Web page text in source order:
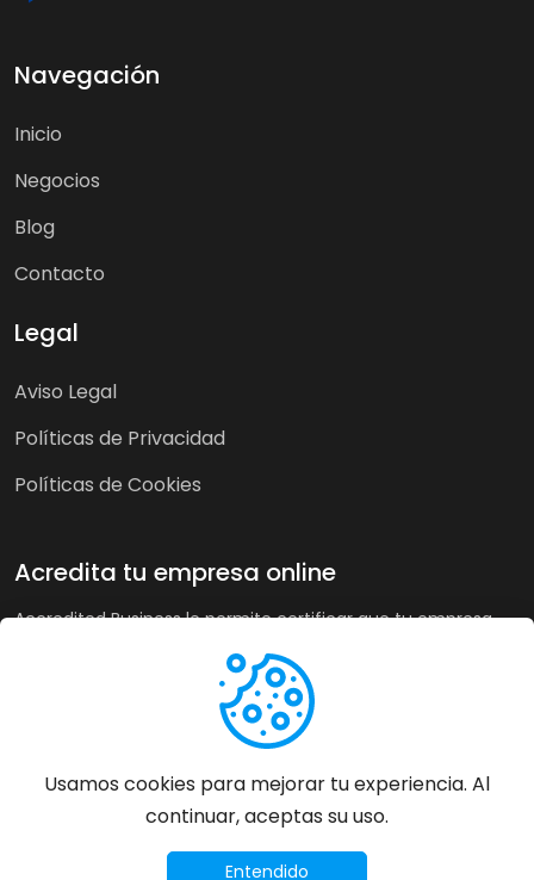
Navegación
Inicio
Negocios
Blog
Contacto
Legal
Aviso Legal
Políticas de Privacidad
Políticas de Cookies
Acredita tu empresa online
Accredited Business le permite certificar que tu empresa
calidad. A su vez, en tiendas online puede recoger la opinión
de sus clientes de forma imparcial y acreditar su buen
servicio a los clientes de forma automática incrementando
Más información
Accredited Business - Todos los derechos
Usamos cookies para mejorar tu experiencia. Al
continuar, aceptas su uso.
Entendido